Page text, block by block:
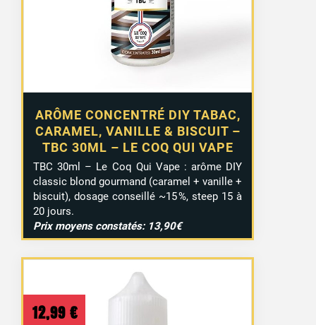
ARÔME CONCENTRÉ DIY TABAC,
CARAMEL, VANILLE & BISCUIT –
TBC 30ML – LE COQ QUI VAPE
TBC 30ml – Le Coq Qui Vape : arôme DIY
classic blond gourmand (caramel + vanille +
biscuit), dosage conseillé ~15 %, steep 15 à
20 jours.
Prix moyens constatés: 13,90€
12,99 €